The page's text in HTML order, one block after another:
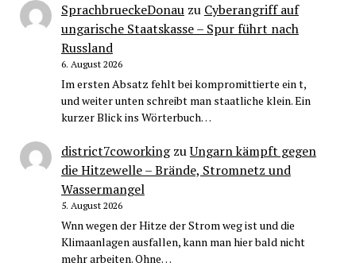
SprachbrueckeDonauzu Cyberangriff auf
ungarische Staatskasse – Spur führt nach
Russland
6. August 2026
Im ersten Absatz fehlt bei kompromittierte ein t,
und weiter unten schreibt man staatliche klein. Ein
kurzer Blick ins Wörterbuch…
district7coworkingzuUngarn kämpft gegen
die Hitzewelle – Brände, Stromnetz und
Wassermangel
5. August 2026
Wnn wegen der Hitze der Strom weg ist und die
Klimaanlagen ausfallen, kann man hier bald nicht
mehr arbeiten. Ohne…